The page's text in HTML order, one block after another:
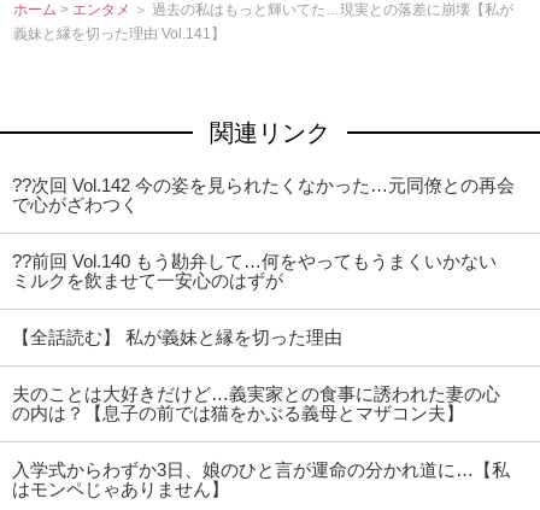
ホーム > エンタメ ＞ 過去の私はもっと輝いてた…現実との落差に崩壊【私が
義妹と縁を切った理由 Vol.141】
関連リンク
??次回 Vol.142 今の姿を見られたくなかった…元同僚との再会
で心がざわつく
??前回 Vol.140 もう勘弁して…何をやってもうまくいかない
ミルクを飲ませて一安心のはずが
【全話読む】 私が義妹と縁を切った理由
夫のことは大好きだけど…義実家との食事に誘われた妻の心
の内は？【息子の前では猫をかぶる義母とマザコン夫】
入学式からわずか3日、娘のひと言が運命の分かれ道に…【私
はモンペじゃありません】